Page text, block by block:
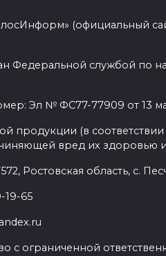
(официальный
Федеральной службой по
Эл № ФС77-77909 от 13
продукции (в
вред их здоровью и
Ростовская область, с.
19-65
с ограниченной